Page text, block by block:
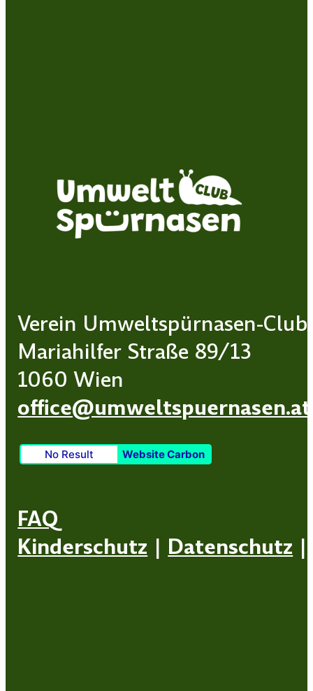
Verein Umweltspürnasen-Club
Mariahilfer Straße 89/13
1060 Wien
office@umweltspuernasen.at
No Result Website Carbon
FAQ
Kinderschutz | Datenschutz |